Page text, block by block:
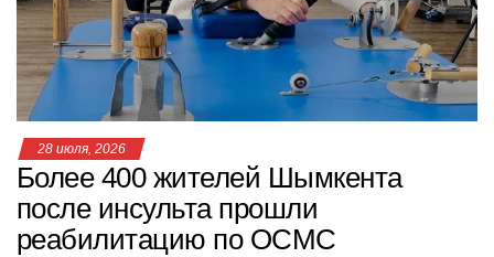
p
o
k
ss
ni
и
т
ь
28 июля, 2026
Более 400 жителей Шымкента
после инсульта прошли
реабилитацию по ОСМС